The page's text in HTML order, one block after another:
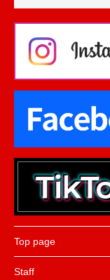
Top page
Staff